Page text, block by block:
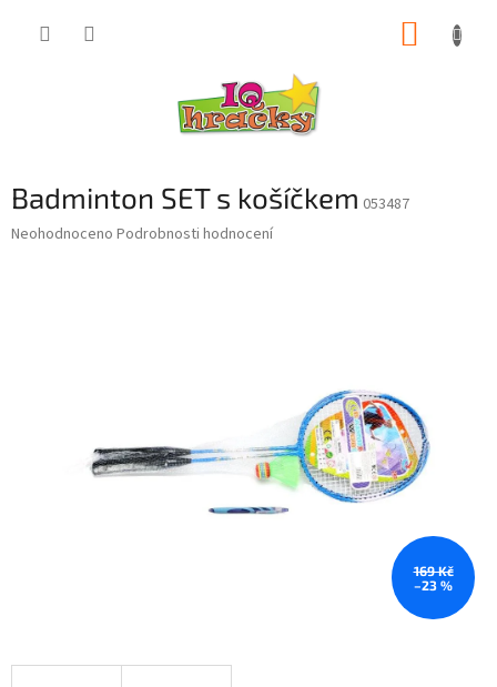
Badminton SET s košíčkem 053487
Průměrné
Neohodnoceno Podrobnosti hodnocení
169 Kč
–23 %